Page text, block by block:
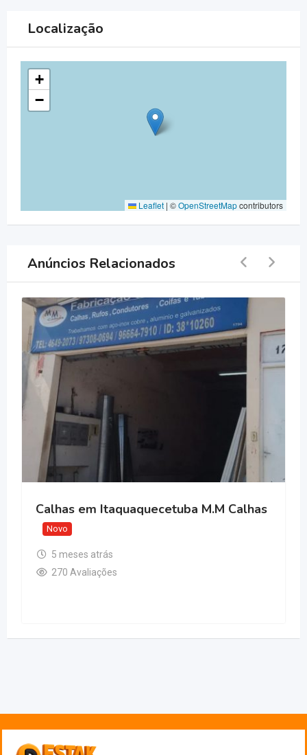
Localização
+
−
Leaflet | ©OpenStreetMapcontributors
Anúncios Relacionados
Calhas em Itaquaquecetuba M.M Calhas
Novo
5 meses atrás
270 Avaliações